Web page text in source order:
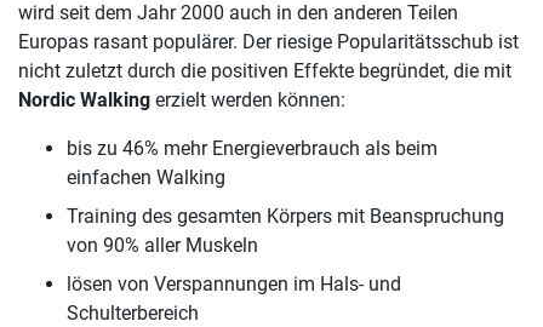
wird seit dem Jahr 2000 auch in den anderen Teilen
Europas rasant populärer. Der riesige Popularitätsschub ist
nicht zuletzt durch die positiven Effekte begründet, die mit
Nordic Walking erzielt werden können:
bis zu 46% mehr Energieverbrauch als beim
einfachen Walking
Training des gesamten Körpers mit Beanspruchung
von 90% aller Muskeln
lösen von Verspannungen im Hals- und
Schulterbereich